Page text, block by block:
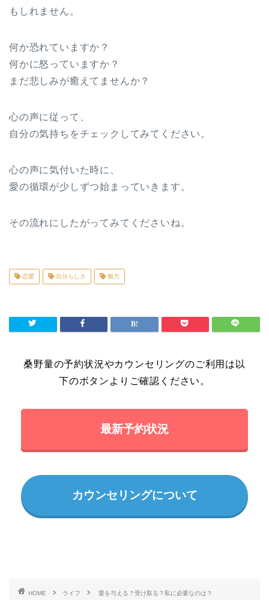
もしれません。
何か恐れていますか？
何かに怒っていますか？
まだ悲しみが癒えてませんか？
心の声に従って、
自分の気持ちをチェックしてみてください。
心の声に気付いた時に、
愛の循環が少しずつ始まっていきます。
その流れにしたがってみてくださいね。
恋愛 自分らしさ 魅力
桑野量の予約状況やカウンセリングのご利用は以
下のボタンよりご確認ください。
最新予約状況
カウンセリングについて
HOME ライフ 愛を与える？受け取る？私に必要なのは？